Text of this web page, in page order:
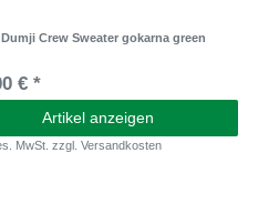
Crew Sweater gokarna green
€ *
Artikel anzeigen
MwSt. zzgl.Versandkosten